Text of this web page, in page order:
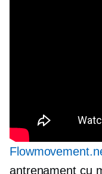
antrenament cu